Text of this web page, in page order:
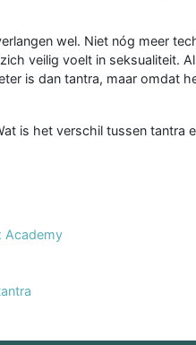
wel. Niet nóg meer
veilig voelt in seksualiteit.
is dan tantra, maar omdat
is het verschil tussen tantra
Academy